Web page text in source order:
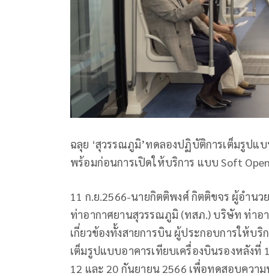
ฉลุย ‘สุวรรณภูมิ’ทดลองปฏิบัติการเต็มรูปแ
พร้อมก่อนการเปิดให้บริการ แบบ Soft
11 ก.ย.2566-นายกิตติพงศ์ กิตติขจร ผู้อำนว
ท่าอากาศยานสุวรรณภูมิ (ทสภ.) บริษัท ท่าอ
เกี่ยวข้องทั้งสายการบิน ผู้ประกอบการให้บ
เต็มรูปแบบอาคารเทียบเครื่องบินรองหลังที่
12 และ 20 กันยายน 2566 เพื่อทดสอบควา